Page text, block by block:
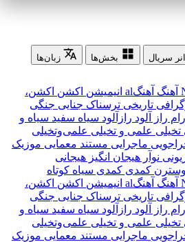
سریال بخش‌ها
زبان‌ها
آهنگ آهنگal انیمیشن اکشن اکشن،
تاریخی ترسناک جنایی جنگی
راز آلود رازآلود سیاه سفید سیاه و
علمی و تخیلی علمی‌و‌تخیلی
ماجرایی مستند معمایی موزیک
نوآر هیجان انگیز هیجانی
وسترن کمدی کمدی سیاه کوتاه
آهنگ آهنگal انیمیشن اکشن اکشن،
تاریخی ترسناک جنایی جنگی
راز آلود رازآلود سیاه سفید سیاه و
علمی و تخیلی علمی‌و‌تخیلی
ماجرایی مستند معمایی موزیک